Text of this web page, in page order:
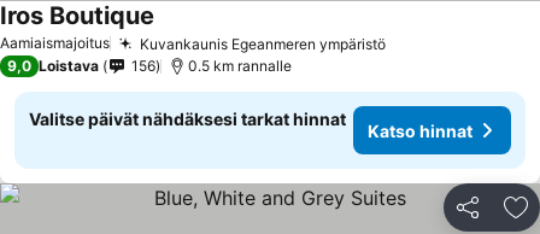
Aamiaismajoitus Kuvankaunis Egeanmeren ympäristöKatso hinnat
Iros Boutique
9,0 Loistava 156 0.5 km rannalle
Valitse päivät nähdäksesi tarkat hinnat
Katso hinnat
Jaa